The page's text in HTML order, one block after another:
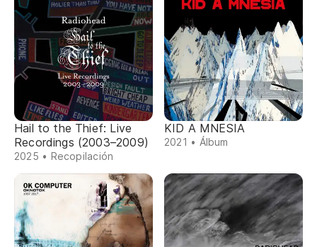
Hail to the Thief: Live
Recordings (2003–2009)
2025 • Recopilación
KID A MNESIA
2021 • Álbum